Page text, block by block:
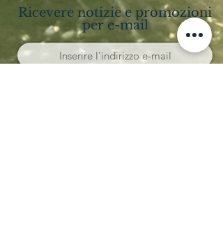
Ricevere notizie e promozioni
per e-mail